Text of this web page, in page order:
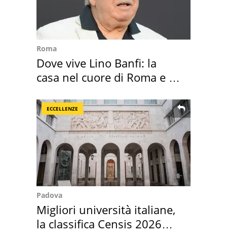
Roma
Dove vive Lino Banfi: la
casa nel cuore di Roma e i
ECCELLENZE
Padova
Migliori università italiane,
la classifica Censis 2026